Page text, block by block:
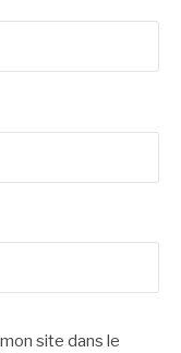
site dans le